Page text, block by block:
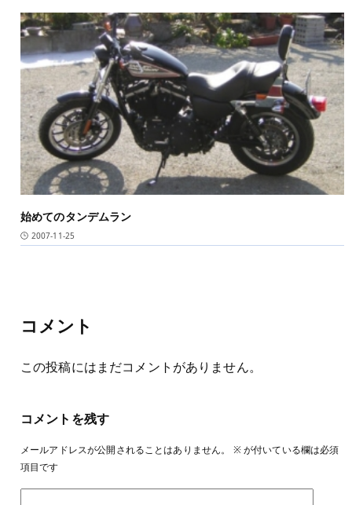
始めてのタンデムラン
2007-11-25
コメント
この投稿にはまだコメントがありません。
コメントを残す
メールアドレスが公開されることはありません。 ※が付いている欄は必須
項目です